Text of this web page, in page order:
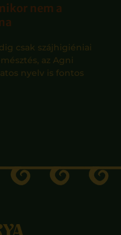
nem a
csak szájhigiéniai
az Agni
nyelv is fontos